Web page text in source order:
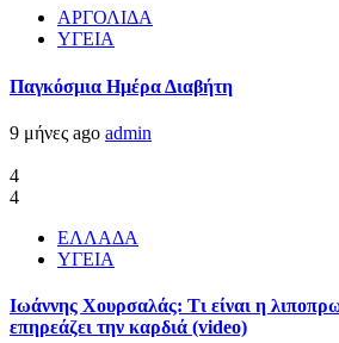
ΑΡΓΟΛΙΔΑ
ΥΓΕΙΑ
Παγκόσμια Ημέρα Διαβήτη
9 μήνες ago admin
4
4
ΕΛΛΑΔΑ
ΥΓΕΙΑ
Ιωάννης Χουρσαλάς: Τι είναι η
επηρεάζει την καρδιά (video)